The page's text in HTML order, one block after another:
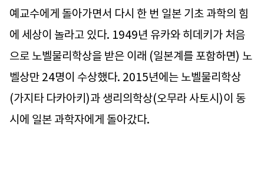
예교수에게 돌아가면서 다시 한 번 일본 기초 과학의 힘
에 세상이 놀라고 있다. 1949년 유카와 히데키가 처음
으로 노벨물리학상을 받은 이래 (일본계를 포함하면) 노
벨상만 24명이 수상했다. 2015년에는 노벨물리학상
(가지타 다카아키)과 생리의학상(오무라 사토시)이 동
시에 일본 과학자에게 돌아갔다.